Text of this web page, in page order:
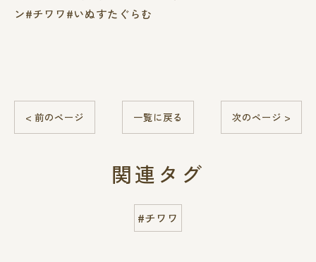
ン#チワワ#いぬすたぐらむ
< 前のページ 一覧に戻る 次のページ >
関連タグ
#チワワ